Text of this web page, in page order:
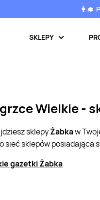
👩‍🎓
SKLEPY
Wielkie -
sklepyŻabkaw
sieć sklepów posiadająca
gazetki Żabka